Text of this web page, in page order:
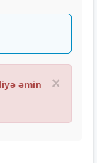
×
əmin